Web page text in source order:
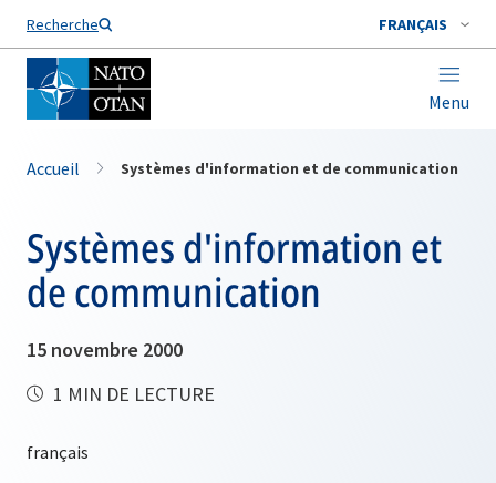
Recherche FRANÇAIS
Menu
Nom de famille*
Accueil Systèmes d'information et de communication
Systèmes d'information et
de communication
15 novembre 2000
1 MIN DE LECTURE